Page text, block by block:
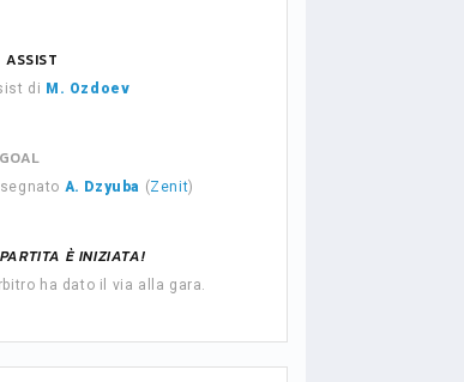
ASSIST
di M. Ozdoev
GOAL
segnato A. Dzyuba (Zenit)
È INIZIATA!
ha dato il via alla gara.